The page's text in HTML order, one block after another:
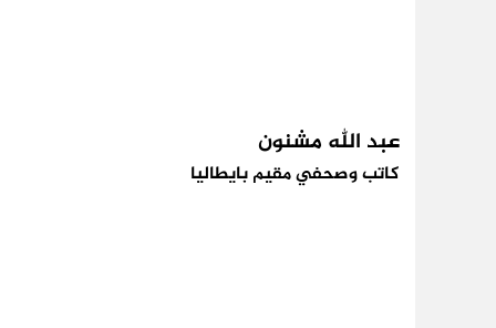
عبد الله مشنون
كاتب وصحفي مقيم بايطاليا